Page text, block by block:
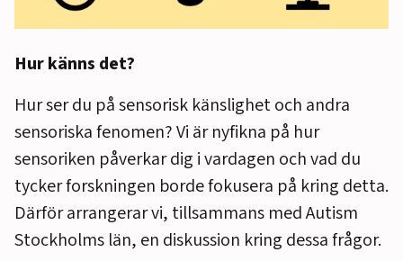
Hur känns det?
Hur ser du på sensorisk känslighet och andra
sensoriska fenomen? Vi är nyfikna på hur
sensoriken påverkar dig i vardagen och vad du
tycker forskningen borde fokusera på kring detta.
Därför arrangerar vi, tillsammans med Autism
Stockholms län, en diskussion kring dessa frågor.